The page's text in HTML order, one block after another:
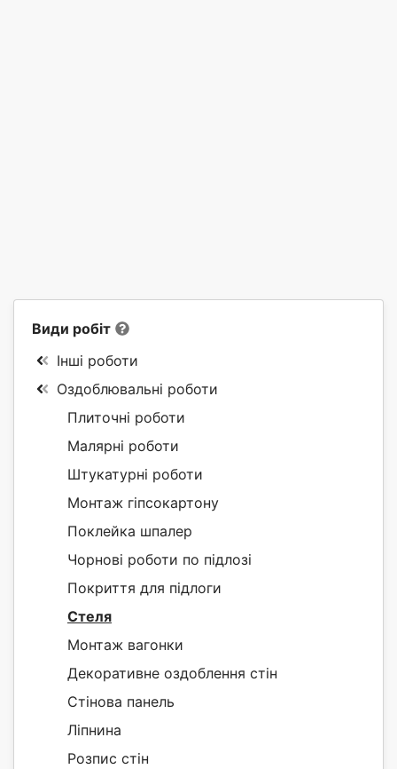
Види робіт
Інші роботи
Оздоблювальні роботи
Плиточні роботи
Малярні роботи
Штукатурні роботи
Монтаж гіпсокартону
Поклейка шпалер
Чорнові роботи по підлозі
Покриття для підлоги
Стеля
Монтаж вагонки
Декоративне оздоблення стін
Стінова панель
Ліпнина
Розпис стін